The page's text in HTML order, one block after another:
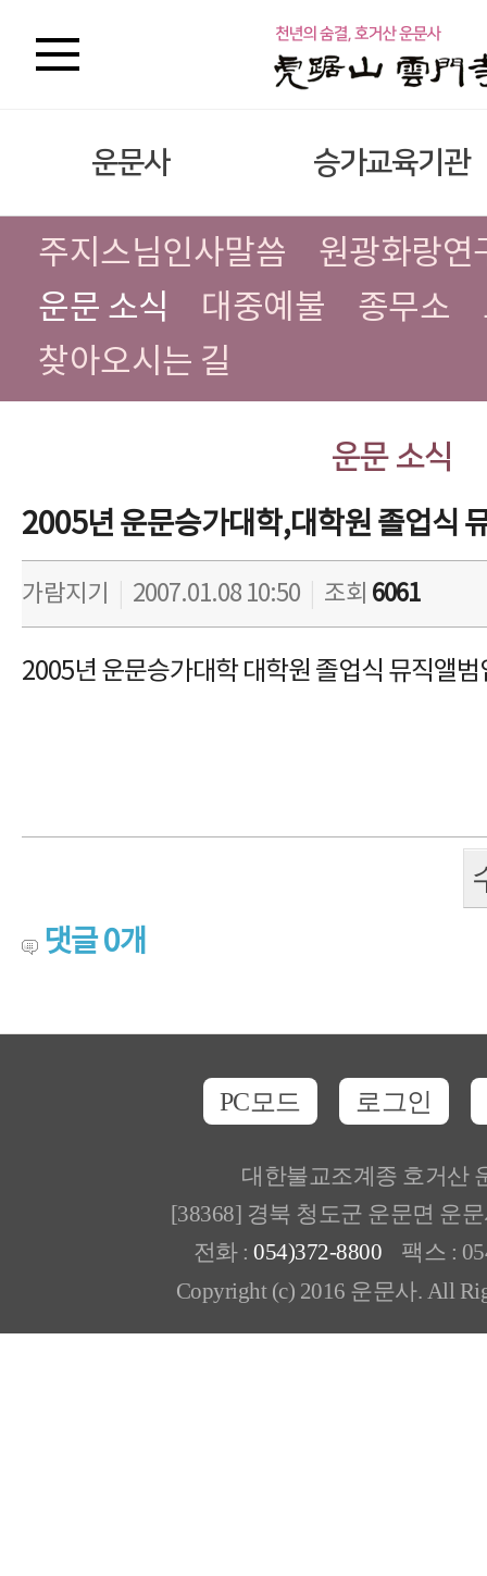
운문사 승가교육기관
주지스님인사말씀
원광화랑연
운문 소식
대중예불 종무소
찾아오시는 길
운문 소식
2005년 운문승가대학,대학원 졸업식
가람지기 2007.01.08 10:50 조회 6061
2005년 운문승가대학 대학원 졸업식 뮤직앨
댓글0개
PC모드 로그인
대한불교조계종 호거산
[38368] 경북 청도군 운문면 운
전화 : 054)372-8800 팩스 :
Copyright (c) 2016 운문사. All